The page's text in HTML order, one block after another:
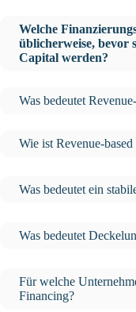
Welche
üblicherweise, bevor
Capital werden?
Was bedeutet
Wie ist Revenue-
Was bedeutet ein
Was bedeutet
Für welche
Financing?